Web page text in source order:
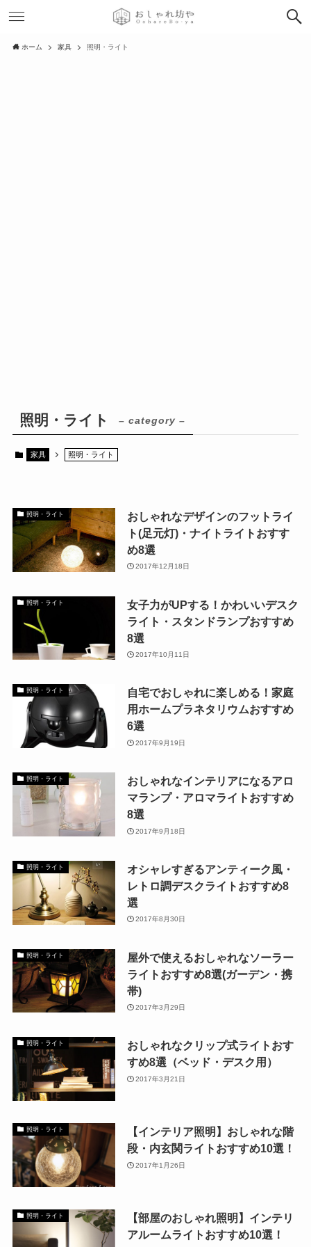
ホーム 家具 照明・ライト
照明・ライト – category –
家具 照明・ライト
照明・ライト
おしゃれなデザインのフットライ
ト(足元灯)・ナイトライトおすす
め8選
2017年12月18日
照明・ライト
女子力がUPする！かわいいデスク
ライト・スタンドランプおすすめ
8選
2017年10月11日
照明・ライト
自宅でおしゃれに楽しめる！家庭
用ホームプラネタリウムおすすめ
6選
2017年9月19日
照明・ライト
おしゃれなインテリアになるアロ
マランプ・アロマライトおすすめ
8選
2017年9月18日
照明・ライト
オシャレすぎるアンティーク風・
レトロ調デスクライトおすすめ8
選
2017年8月30日
照明・ライト
屋外で使えるおしゃれなソーラー
ライトおすすめ8選(ガーデン・携
帯)
2017年3月29日
照明・ライト
おしゃれなクリップ式ライトおす
すめ8選（ベッド・デスク用）
2017年3月21日
照明・ライト
【インテリア照明】おしゃれな階
段・内玄関ライトおすすめ10選！
2017年1月26日
照明・ライト
【部屋のおしゃれ照明】インテリ
アルームライトおすすめ10選！